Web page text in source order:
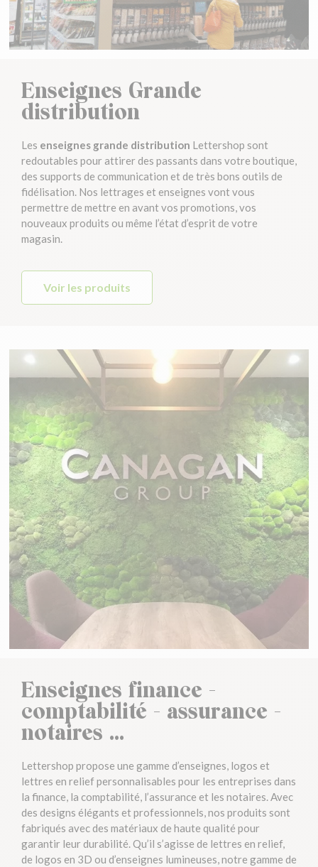
Enseignes Grande
distribution
Les enseignes grande distribution Lettershop sont
redoutables pour attirer des passants dans votre boutique,
des supports de communication et de très bons outils de
fidélisation. Nos lettrages et enseignes vont vous
permettre de mettre en avant vos promotions, vos
nouveaux produits ou même l’état d’esprit de votre
magasin.
Voir les produits
Enseignes finance -
comptabilité - assurance -
notaires ...
Lettershop propose une gamme d’enseignes, logos et
lettres en relief personnalisables pour les entreprises dans
la finance, la comptabilité, l’assurance et les notaires. Avec
des designs élégants et professionnels, nos produits sont
fabriqués avec des matériaux de haute qualité pour
garantir leur durabilité. Qu’il s’agisse de lettres en relief,
de logos en 3D ou d’enseignes lumineuses, notre gamme de